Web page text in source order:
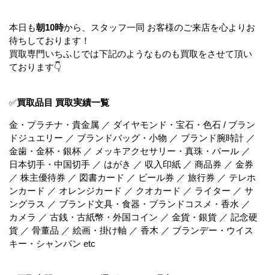
本日も朝10時から、スタッフ一同 お客様のご来店を心よりお
待ちしております！
買取専門いちふじでは下記のようなものも買取をさせて頂い
ております👇
✅買取品目 買取実績一覧
金・プラチナ・貴金属 ／ ダイヤモンド・宝石・色石 / ブラン
ドジュエリー ／ ブランドバッグ・小物 ／ ブランド腕時計 ／
金歯・金杯・銀杯 ／ メッキアクセサリー・真珠・パール ／
日本切手・中国切手 ／ はがき ／ 収入印紙 ／ 商品券 ／ 金券
／ 株主優待券 ／ 図書カード ／ ビール券 ／ 旅行券 ／ テレホ
ンカード ／ オレンジカード ／ クオカード ／ ライター ／ サ
ングラス ／ ブランド文具・食器・ブランドコスメ・香水 ／
カメラ ／ 古銭・古紙幣・外国コイン ／ 金貨・銀貨 ／ 記念硬
貨 ／ 骨董品 ／ 絵画・掛け軸 ／ 香木 ／ ブランデー・ウイス
キー・シャンパン etc